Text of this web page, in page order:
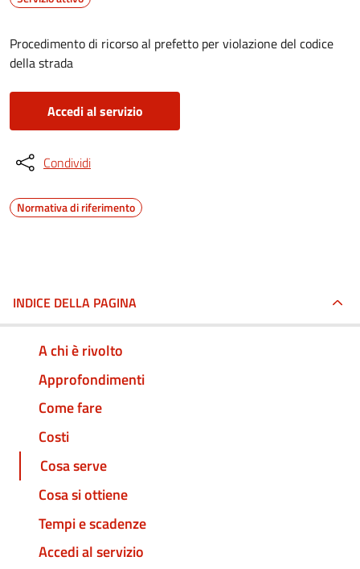
Procedimento di ricorso al prefetto per violazione del codice
della strada
Accedi al servizio
Condividi
Normativa di riferimento
INDICE DELLA PAGINA
A chi è rivolto
Approfondimenti
Come fare
Costi
Cosa serve
Cosa si ottiene
Tempi e scadenze
Accedi al servizio